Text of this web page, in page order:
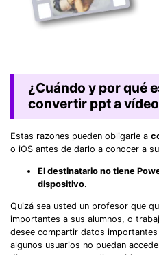
¿Cuándo y por qué
convertir ppt a
Estas razones pueden obligarle a
o iOS antes de darlo a conocer a
El destinatario no tiene
dispositivo.
Quizá sea usted un profesor que
importantes a sus alumnos, o
desee compartir datos
algunos usuarios no puedan